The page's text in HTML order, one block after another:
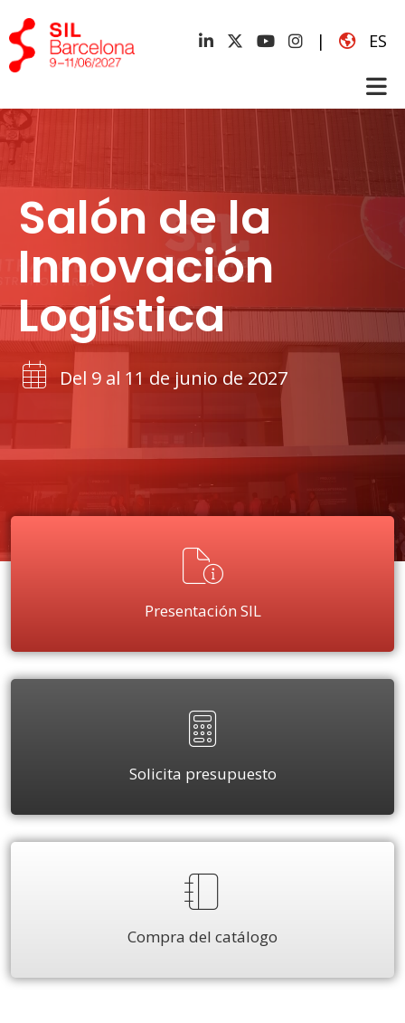
| ES
Salón de la
Innovación
Logística
Del 9 al 11 de junio de 2027
Presentación SIL
Solicita presupuesto
Compra del catálogo